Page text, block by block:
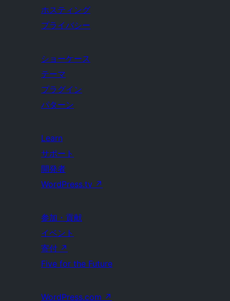
ホスティング
プライバシー
ショーケース
テーマ
プラグイン
パターン
Learn
サポート
開発者
WordPress.tv ↗
参加・貢献
イベント
寄付 ↗
Five for the Future
WordPress.com ↗